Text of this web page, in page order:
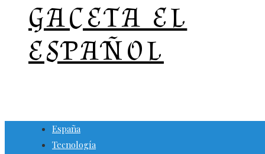
GACETA EL
ESPAÑOL
España
Tecnología